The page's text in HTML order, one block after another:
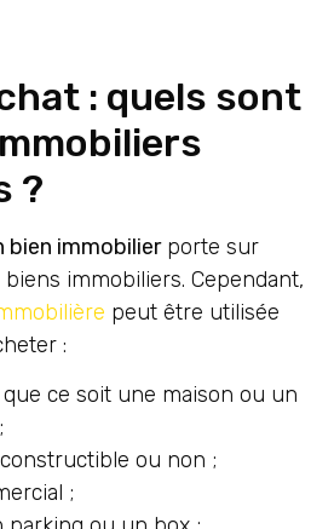
: quels sont
?
bien immobilierporte sur
immobiliers. Cependant,
peut être utilisée
:
ce soit une maison ou un
ou non ;
;